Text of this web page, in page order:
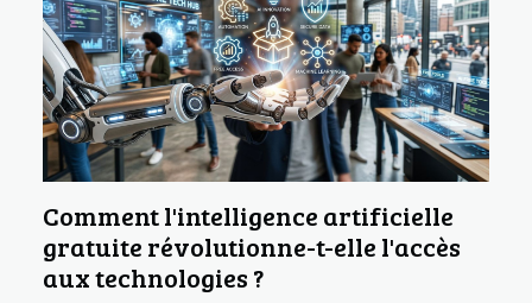
Comment l'intelligence artificielle
gratuite révolutionne-t-elle l'accès
aux technologies ?